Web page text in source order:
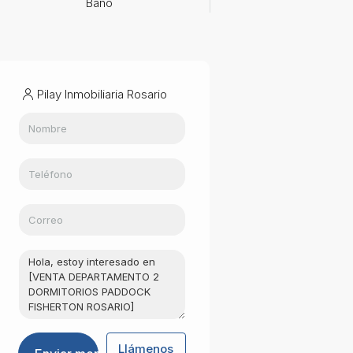
Baño
Pilay Inmobiliaria Rosario
Llámenos